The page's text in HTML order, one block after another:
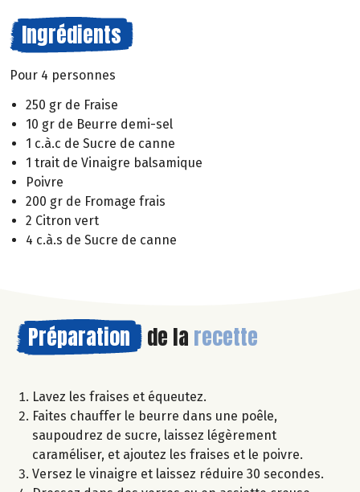
Ingrédients
Pour 4 personnes
250 gr de Fraise
10 gr de Beurre demi-sel
1 c.à.c de Sucre de canne
1 trait de Vinaigre balsamique
Poivre
200 gr de Fromage frais
2 Citron vert
4 c.à.s de Sucre de canne
Préparation de la recette
Lavez les fraises et équeutez.
Faites chauffer le beurre dans une poêle,
saupoudrez de sucre, laissez légèrement
caraméliser, et ajoutez les fraises et le poivre.
Versez le vinaigre et laissez réduire 30 secondes.